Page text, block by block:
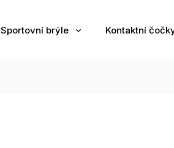
Sportovní brýle Kontaktní